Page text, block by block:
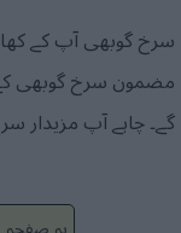
سرخ گوبھی آپ کے
مضمون سرخ گوبھی
گے۔ چاہے آپ مزیدار